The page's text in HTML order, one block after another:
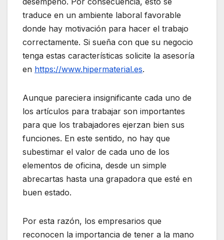
traduce en un ambiente laboral favorable
donde hay motivación para hacer el trabajo
correctamente. Si sueña con que su negocio
tenga estas características solicite la asesoría
en https://www.hipermaterial.es.
Aunque pareciera insignificante cada uno de
los artículos para trabajar son importantes
para que los trabajadores ejerzan bien sus
funciones. En este sentido, no hay que
subestimar el valor de cada uno de los
elementos de oficina, desde un simple
abrecartas hasta una grapadora que esté en
buen estado.
Por esta razón, los empresarios que
reconocen la importancia de tener a la mano